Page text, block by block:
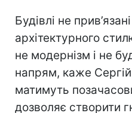
Будівлі не
архітектурного
не модернізм і не
напрям, каже
матимуть
дозволяє створити